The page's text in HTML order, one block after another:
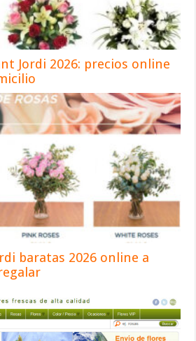
Jordi 2026: precios online
baratas 2026 online a